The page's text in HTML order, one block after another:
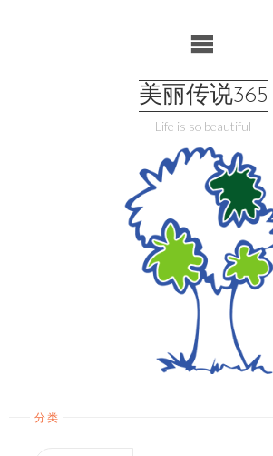
美丽传说365
Life is so beautiful
分类